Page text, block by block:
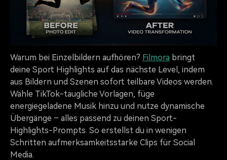
Warum bei Einzelbildern aufhören? Filmora bringt
deine Sport Highlights auf das nächste Level, indem
aus Bildern und Szenen sofort teilbare Videos werden.
Wähle TikTok-taugliche Vorlagen, füge
energiegeladene Musik hinzu und nutze dynamische
Übergänge – alles passend zu deinen Sport-
Highlights-Prompts. So erstellst du in wenigen
Schritten aufmerksamkeitsstarke Clips für Social
Media.